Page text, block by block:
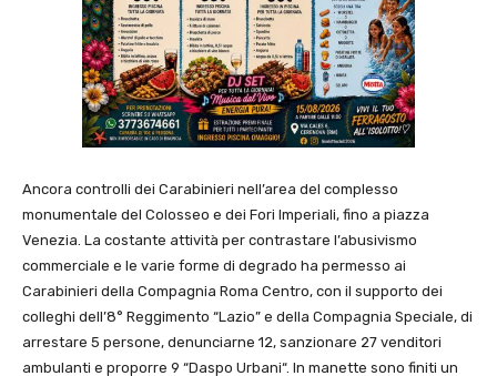
Ancora controlli dei Carabinieri nell’area del complesso
monumentale del Colosseo e dei Fori Imperiali, fino a piazza
Venezia. La costante attività per contrastare l’abusivismo
commerciale e le varie forme di degrado ha permesso ai
Carabinieri della Compagnia Roma Centro, con il supporto dei
colleghi dell’8° Reggimento “Lazio” e della Compagnia Speciale, di
arrestare 5 persone, denunciarne 12, sanzionare 27 venditori
ambulanti e proporre 9 “Daspo Urbani“. In manette sono finiti un